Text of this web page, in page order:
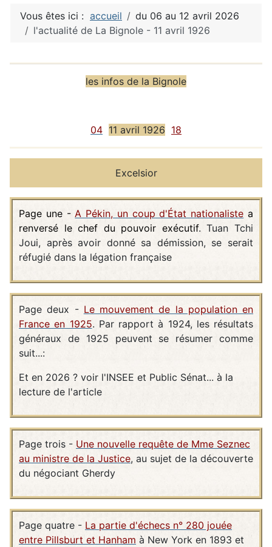
Vous êtes ici : accueil
du 06 au 12 avril 2026
l'actualité de La Bignole - 11 avril 1926
les infos de la Bignole
04 11 avril 1926 18
Excelsior
Page une - A Pékin, un coup d'État nationaliste a
renversé le chef du pouvoir exécutif. Tuan Tchi
Joui, après avoir donné sa démission, se serait
réfugié dans la légation française
Page deux - Le mouvement de la population en
France en 1925. Par rapport à 1924, les résultats
généraux de 1925 peuvent se résumer comme
suit...:
Et en 2026 ? voir l'INSEE et Public Sénat... à la
lecture de l'article
Page trois - Une nouvelle requête de Mme Seznec
au ministre de la Justice, au sujet de la découverte
du négociant Gherdy
Page quatre - La partie d'échecs n° 280 jouée
entre Pillsburt et Hanham à New York en 1893 et